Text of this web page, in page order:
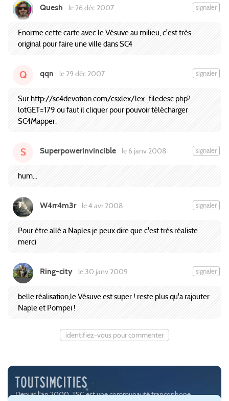
Quesh le 26 déc 2007 signaler
Enorme cette carte avec le Vésuve au milieu, c'est très
original pour faire une ville dans SC4
Q qqn le 29 déc 2007 signaler
Sur http://sc4devotion.com/csxlex/lex_filedesc.php?
lotGET=179 ou faut il cliquer pour pouvoir télécharger
SC4Mapper.
S Superpowerinvincible le 6 janv 2008 signaler
hum...
W4rr4m3r le 4 avr 2008 signaler
Pour étre allé a Naples je peux dire que c'est trés réaliste
merci
Ring-city le 30 janv 2009 signaler
belle réalisation,le Vésuve est super ! reste plus qu'a rajouter
Naple et Pompeï !
identifiez-vous pour commenter
Depuis l'an 2000, TSC est une communauté francophone